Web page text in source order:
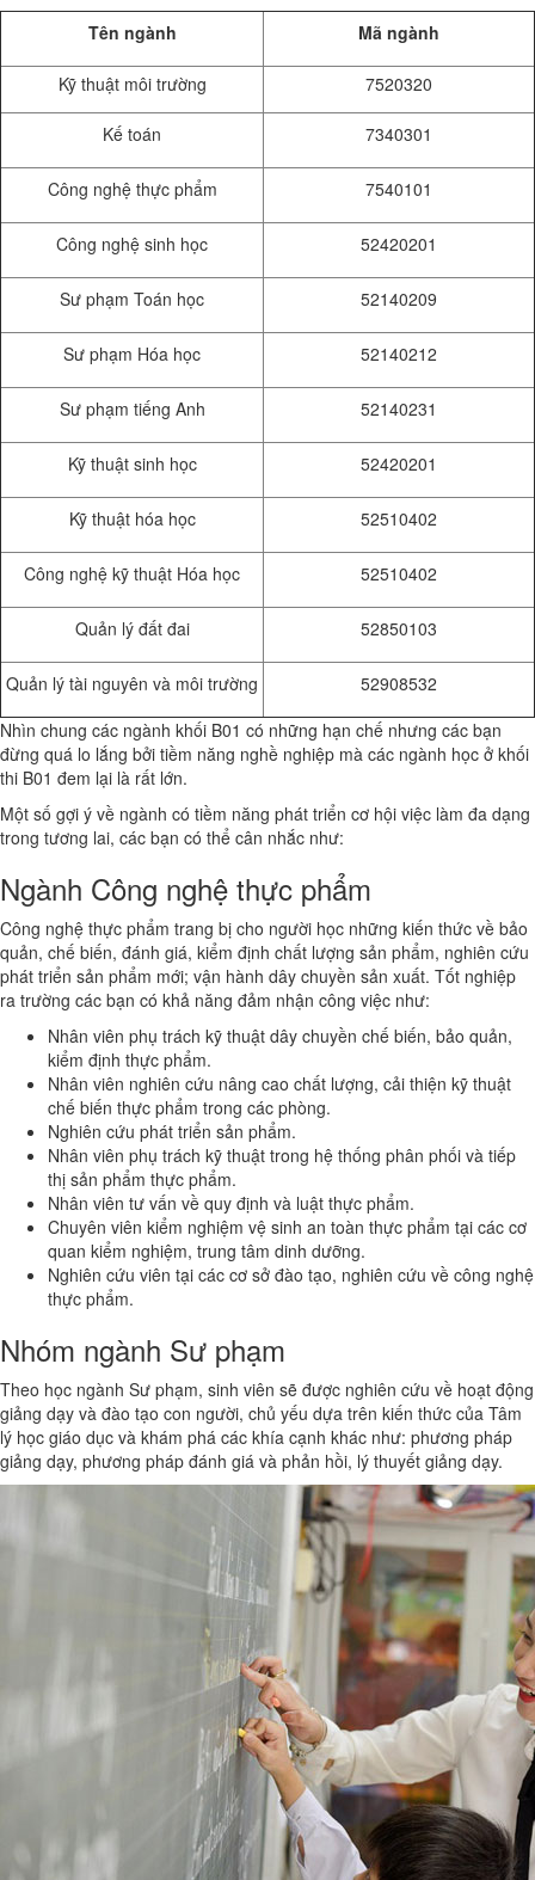
Tên ngành
Mã ngành
Kỹ thuật môi trường 7520320
Kế toán 7340301
Công nghệ thực phẩm 7540101
Công nghệ sinh học 52420201
Sư phạm Toán học 52140209
Sư phạm Hóa học 52140212
Sư phạm tiếng Anh 52140231
Kỹ thuật sinh học 52420201
Kỹ thuật hóa học 52510402
Công nghệ kỹ thuật Hóa học 52510402
Quản lý đất đai 52850103
Quản lý tài nguyên và môi trường
52908532
Nhìn chung các ngành khối B01 có những hạn chế nhưng các bạn
đừng quá lo lắng bởi tiềm năng nghề nghiệp mà các ngành học ở khối
thi B01 đem lại là rất lớn.
Một số gợi ý về ngành có tiềm năng phát triển cơ hội việc làm đa dạng
trong tương lai, các bạn có thể cân nhắc như:
Ngành Công nghệ thực phẩm
Công nghệ thực phẩm trang bị cho người học những kiến thức về bảo
quản, chế biến, đánh giá, kiểm định chất lượng sản phẩm, nghiên cứu
phát triển sản phẩm mới; vận hành dây chuyền sản xuất. Tốt nghiệp
ra trường các bạn có khả năng đảm nhận công việc như:
Nhân viên phụ trách kỹ thuật dây chuyền chế biến, bảo quản,
kiểm định thực phẩm.
Nhân viên nghiên cứu nâng cao chất lượng, cải thiện kỹ thuật
chế biến thực phẩm trong các phòng.
Nghiên cứu phát triển sản phẩm.
Nhân viên phụ trách kỹ thuật trong hệ thống phân phối và tiếp
thị sản phẩm thực phẩm.
Nhân viên tư vấn về quy định và luật thực phẩm.
Chuyên viên kiểm nghiệm vệ sinh an toàn thực phẩm tại các cơ
quan kiểm nghiệm, trung tâm dinh dưỡng.
Nghiên cứu viên tại các cơ sở đào tạo, nghiên cứu về công nghệ
thực phẩm.
Nhóm ngành Sư phạm
Theo học ngành Sư phạm, sinh viên sẽ được nghiên cứu về hoạt động
giảng dạy và đào tạo con người, chủ yếu dựa trên kiến thức của Tâm
lý học giáo dục và khám phá các khía cạnh khác như: phương pháp
giảng dạy, phương pháp đánh giá và phản hồi, lý thuyết giảng dạy.